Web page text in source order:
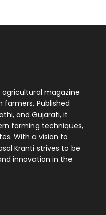
agricultural magazine
Published
and Gujarati, it
farming techniques,
With a vision to
Kranti strives to be
innovation in the